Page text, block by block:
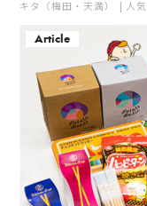
キタ（梅田・天満） 人気
Article